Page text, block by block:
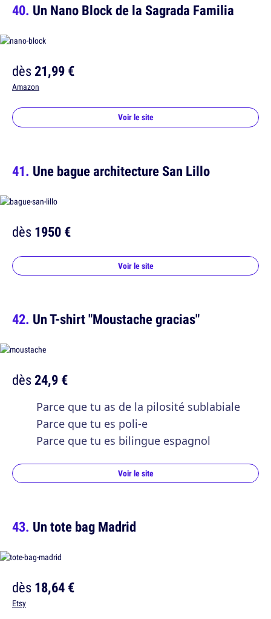
Un Nano Block de la Sagrada Familia
dès21,99 €
Amazon
Voir le site
Une bague architecture San Lillo
dès1950 €
Voir le site
Un T-shirt "Moustache gracias"
dès24,9 €
Parce que tu as de la pilosité sublabiale
Parce que tu es poli-e
Parce que tu es bilingue espagnol
Voir le site
Un tote bag Madrid
dès18,64 €
Etsy